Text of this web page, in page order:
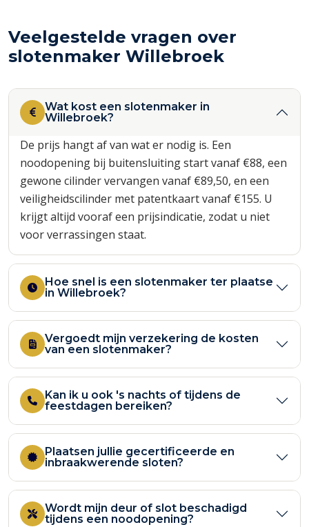
Veelgestelde vragen over
slotenmaker Willebroek
Wat kost een slotenmaker in
Willebroek?
De prijs hangt af van wat er nodig is. Een
noodopening bij buitensluiting start vanaf €88, een
gewone cilinder vervangen vanaf €89,50, en een
veiligheidscilinder met patentkaart vanaf €155. U
krijgt altijd vooraf een prijsindicatie, zodat u niet
voor verrassingen staat.
Hoe snel is een slotenmaker ter plaatse
in Willebroek?
Vergoedt mijn verzekering de kosten
van een slotenmaker?
Kan ik u ook 's nachts of tijdens de
feestdagen bereiken?
Plaatsen jullie gecertificeerde en
inbraakwerende sloten?
Wordt mijn deur of slot beschadigd
tijdens een noodopening?